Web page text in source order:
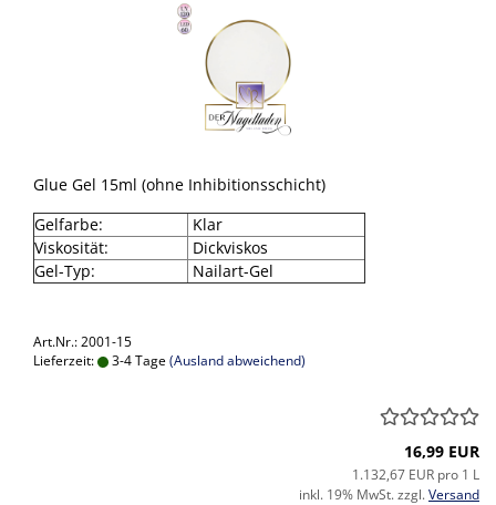
Glue Gel 15ml (ohne Inhibitionsschicht)
Gelfarbe:
Klar
Viskosität:
Dickviskos
Gel-Typ:
Nailart-Gel
Art.Nr.: 2001-15
Lieferzeit:
3-4 Tage(Ausland abweichend)
16,99 EUR
1.132,67 EUR pro 1 L
inkl. 19% MwSt. zzgl.Versand